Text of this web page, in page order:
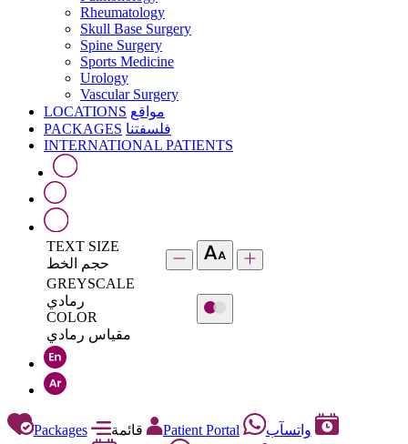
Rheumatology
Skull Base Surgery
Spine Surgery
Sports Medicine
Urology
Vascular Surgery
LOCATIONS مواقع
PACKAGES فلسفتنا
INTERNATIONAL PATIENTS
TEXT SIZE
حجم الخط
GREYSCALE
رمادي
COLOR
مقياس رمادي
Packages Patient Portal واتسآب